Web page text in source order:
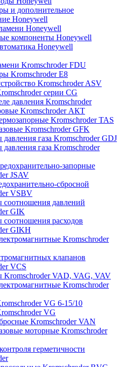
и дополнительное
Honeywell
Honeywell
компоненты Honeywell
Honeywell
Kromschroder FDU
Kromschroder E8
Kromschroder ASV
серии CG
давления Kromschroder
Kromschroder АКТ
Kromschroder TAS
Kromschroder GFK
давления газа Kromschroder GDJ
давления газа Kromschroder
запорные
JSAV
сбросной
VSBV
соотношения давлений
GIK
соотношения расходов
GIKH
Kromschroder
клапанов
VCS
Kromschroder VAD, VAG, VAV
Kromschroder
VG 6-15/10
VG
Kromschroder VAN
моторные Kromschroder
герметичности